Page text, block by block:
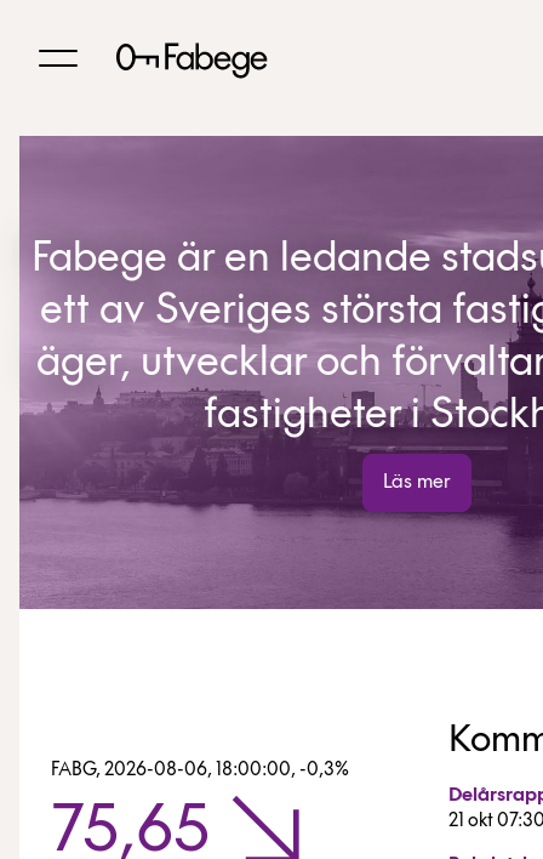
Fabege är en ledande
ett av Sveriges största
äger, utvecklar och
fastigheter i
Läs mer
FABG, 2026-08-06, 18:00:00, -0,3%
75,65 21 okt 07:30